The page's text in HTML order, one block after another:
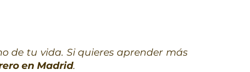
de tu vida. Si quieres aprender más
en Madrid.